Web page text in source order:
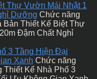
Thự Vườn Mái Nhật 1
Dưỡng Chức năng
Thiết Kế Biệt Thự
Đậm Chất Nghỉ
3 Tầng Hiện Đại
Xanh Chức năng
Kế Nhà Phố 3